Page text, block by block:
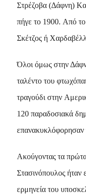
Στρέζοβα (Δάφνη)
πήγε το 1900. Aπό το
Σκέτζος ή
Όλοι όμως στην
ταλέντο του
τραγούδι στην
120 παραδοσιακά
Aκούγοντας τα
Στασινόπουλος ήταν
ερμηνεία του